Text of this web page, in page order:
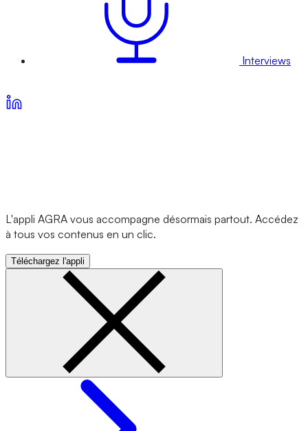
Interviews
L'appli AGRA vous accompagne désormais partout. Accédez
à tous vos contenus en un clic.
Téléchargez l'appli